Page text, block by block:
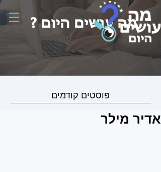
פוסטים קודמים
אדיר מילר